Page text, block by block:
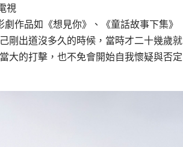
視
作品如《想見你》、《童話故事下集》
剛出道沒多久的時候，當時才二十幾歲就
大的打擊，也不免會開始自我懷疑與否定